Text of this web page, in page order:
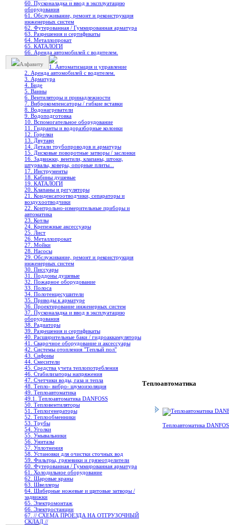
60. Пусконаладка и ввод в эксплуатацию
оборудования
61. Обслуживание, ремонт и реконструкция
инженерных систем
62. Футерованная / Гуммированная арматура
63. Разрешения и сертификаты
64. Металлопрокат
65. КАТАЛОГИ
66. Аренда автомобилей с водителем.
Алфавиту
1. Автоматизация и управление
2. Аренда автомобилей с водителем.
3. Арматура
4. Биде
5. Ванны
6. Вентиляторы и принадлежности
7. Виброкомпенсаторы / гибкие вставки
8. Водонагреватели
9. Водоподготовка
10. Вспомогательное оборудование
11. Гидранты и водоразборные колонки
12. Горелки
13. Двутавр
14. Детали трубопроводов и арматуры
15. Дисковые поворотные затворы / заслонки
16. Задвижки, вентили, клапаны, штоки,
штурвалы, коверы, опорные плиты...
17. Инструменты
18. Кабины душевые
19. КАТАЛОГИ
20. Клапаны и регуляторы
21. Конденсатоотводчики, сепараторы и
воздухоотводчики
22. Контрольно-измерительные приборы и
автоматика
23. Котлы
24. Крепежные аксессуары
25. Лист
26. Металлопрокат
27. Мойки
28. Насосы
29. Обслуживание, ремонт и реконструкция
инженерных систем
30. Писсуары
31. Поддоны душевые
32. Пожарное оборудование
33. Полоса
34. Полотенцесушители
35. Приводы к арматуре
36. Проектирование инженерных систем
37. Пусконаладка и ввод в эксплуатацию
оборудования
38. Радиаторы
39. Разрешения и сертификаты
40. Расширительные баки / гидроаккамуляторы
41. Сварочное оборудование и аксессуары
42. Системы отопления "Теплый пол"
43. Сифоны
44. Смесители
45. Средства учета теплопотребления
46. Стабилизаторы напряжения
47. Счетчики воды, газа и тепла
48. Тепло- вибро- шумоизоляция
49. Теплоавтоматика
49.1. Теплоавтоматика DANFOSS
50. Тепловентиляторы
51. Теплогенераторы
52. Теплообменники
53. Трубы
54. Уголки
55. Умывальники
56. Унитазы
57. Уплотнения
58. Установки для очистки сточных вод
59. Фильтры, грязевики и грязеотделители
60. Футерованная / Гуммированная арматура
61. Холодильное oборудование
62. Шаровые краны
63. Швеллеры
64. Шиберные ножевые и щитовые затворы /
задвижки
65. Электромонтаж
66. Электростанции
67. // СХЕМА ПРОЕЗДА НА ОТГРУЗОЧНЫЙ
СКЛАД //
Теплоавтоматика
Теплоавтоматика